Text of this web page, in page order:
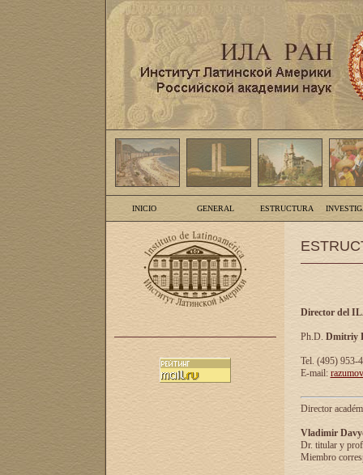
INICIO GENERAL ESTRUCTURA
Director del
Ph.D. Dmitriy
Tel. (495) 953-
E-mail:
Director
Vladimir
Dr. titular y
Miembro